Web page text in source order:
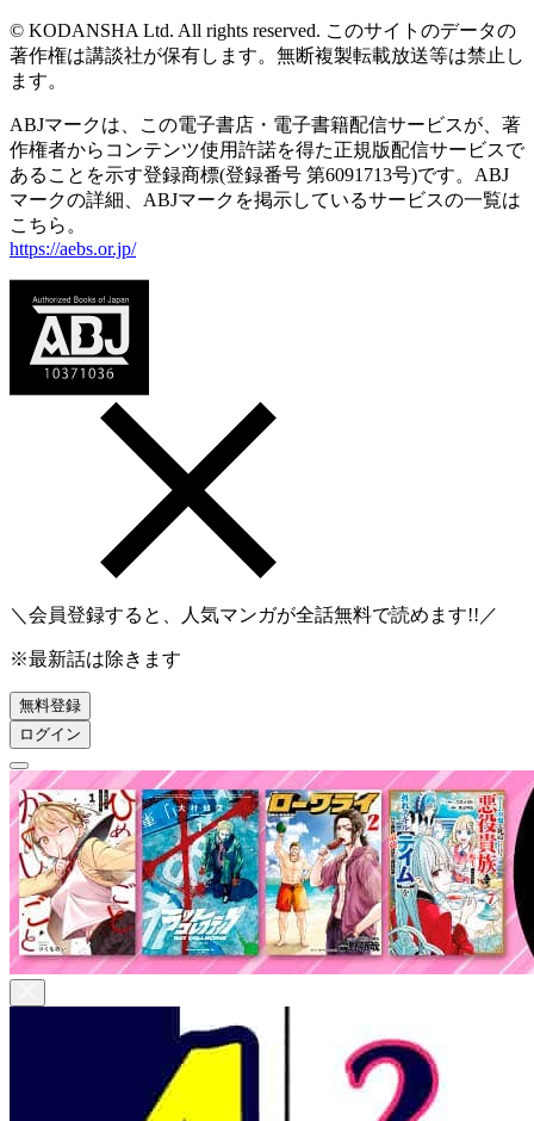
© KODANSHA Ltd. All rights reserved. このサイトのデータの
著作権は講談社が保有します。無断複製転載放送等は禁止し
ます。
ABJマークは、この電子書店・電子書籍配信サービスが、著
作権者からコンテンツ使用許諾を得た正規版配信サービスで
あることを示す登録商標(登録番号 第6091713号)です。ABJ
マークの詳細、ABJマークを掲示しているサービスの一覧は
こちら。
https://aebs.or.jp/
＼会員登録すると、人気マンガが全話無料で読めます!!／
※最新話は除きます
無料登録
ログイン